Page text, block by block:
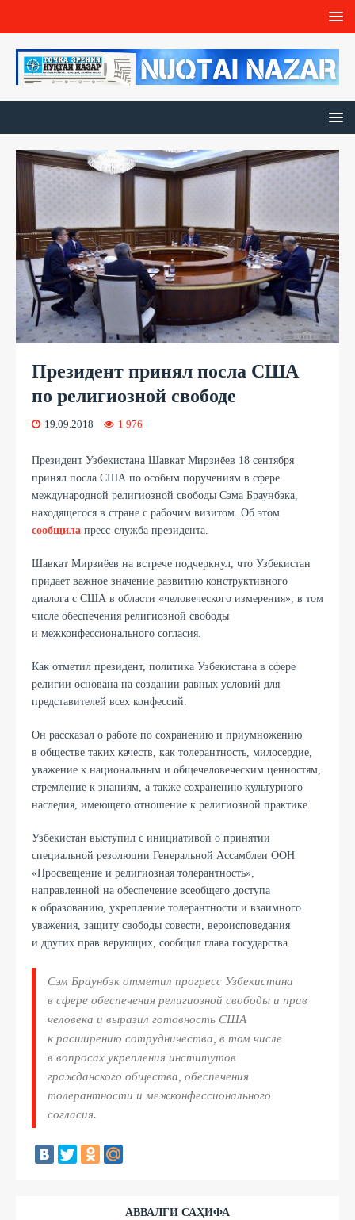
Президент принял посла США
по религиозной свободе
19.09.2018 1 976
Президент Узбекистана Шавкат Мирзиёев 18 сентября
принял посла США по особым поручениям в сфере
международной религиозной свободы Сэма Браунбэка,
находящегося в стране с рабочим визитом. Об этом
сообщила пресс-служба президента.
Шавкат Мирзиёев на встрече подчеркнул, что Узбекистан
придает важное значение развитию конструктивного
диалога с США в области «человеческого измерения», в том
числе обеспечения религиозной свободы
и межконфессионального согласия.
Как отметил президент, политика Узбекистана в сфере
религии основана на создании равных условий для
представителей всех конфессий.
Он рассказал о работе по сохранению и приумножению
в обществе таких качеств, как толерантность, милосердие,
уважение к национальным и общечеловеческим ценностям,
стремление к знаниям, а также сохранению культурного
наследия, имеющего отношение к религиозной практике.
Узбекистан выступил с инициативой о принятии
специальной резолюции Генеральной Ассамблеи ООН
«Просвещение и религиозная толерантность»,
направленной на обеспечение всеобщего доступа
к образованию, укрепление толерантности и взаимного
уважения, защиту свободы совести, вероисповедания
и других прав верующих, сообщил глава государства.
Сэм Браунбэк отметил прогресс Узбекистана
в сфере обеспечения религиозной свободы и прав
человека и выразил готовность США
к расширению сотрудничества, в том числе
в вопросах укрепления институтов
гражданского общества, обеспечения
толерантности и межконфессионального
согласия.
АВВАЛГИ САҲИФА